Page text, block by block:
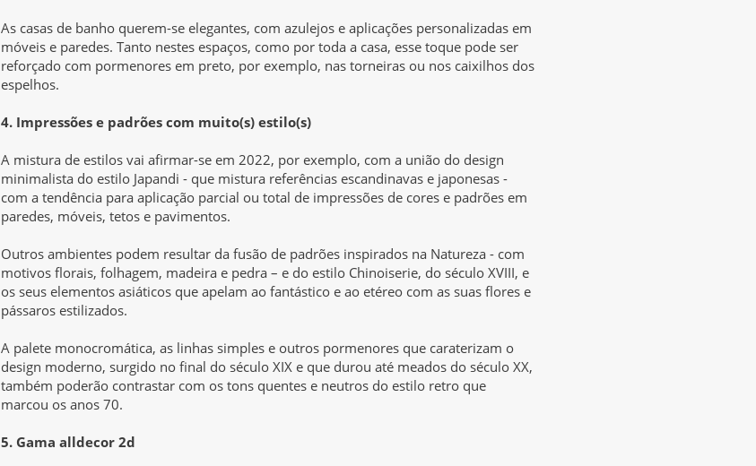
As casas de banho querem-se elegantes, com azulejos e aplicações personalizadas em
móveis e paredes. Tanto nestes espaços, como por toda a casa, esse toque pode ser
reforçado com pormenores em preto, por exemplo, nas torneiras ou nos caixilhos dos
espelhos.
4. Impressões e padrões com muito(s) estilo(s)
A mistura de estilos vai afirmar-se em 2022, por exemplo, com a união do design
minimalista do estilo Japandi - que mistura referências escandinavas e japonesas -
com a tendência para aplicação parcial ou total de impressões de cores e padrões em
paredes, móveis, tetos e pavimentos.
Outros ambientes podem resultar da fusão de padrões inspirados na Natureza - com
motivos florais, folhagem, madeira e pedra – e do estilo Chinoiserie, do século XVIII, e
os seus elementos asiáticos que apelam ao fantástico e ao etéreo com as suas flores e
pássaros estilizados.
A palete monocromática, as linhas simples e outros pormenores que caraterizam o
design moderno, surgido no final do século XIX e que durou até meados do século XX,
também poderão contrastar com os tons quentes e neutros do estilo retro que
marcou os anos 70.
5. Gama alldecor 2d